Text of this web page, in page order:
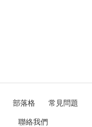
部落格
常見問題
聯絡我們